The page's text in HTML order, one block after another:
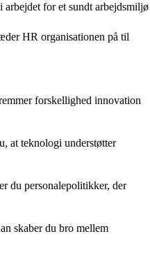
arbejdet for et sundt arbejdsmiljø
HR organisationen på til
forskellighed innovation
at teknologi understøtter
du personalepolitikker, der
skaber du bro mellem